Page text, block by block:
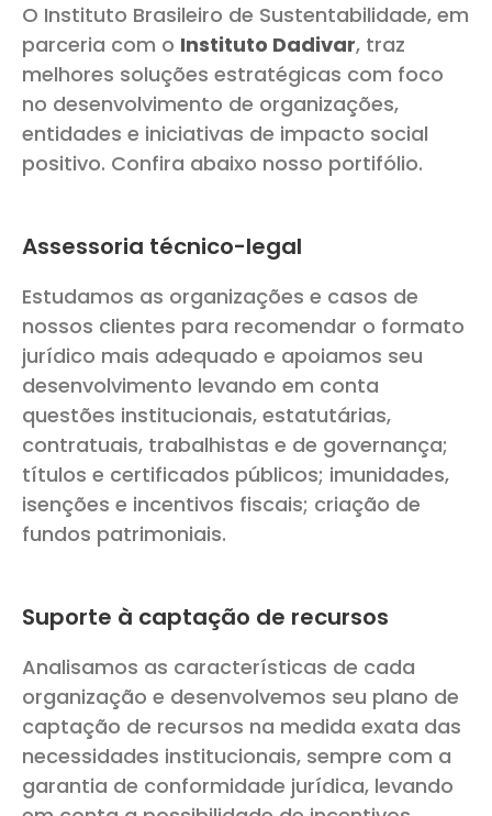
O Instituto Brasileiro de Sustentabilidade, em
parceria com o Instituto Dadivar, traz
melhores soluções estratégicas com foco
no desenvolvimento de organizações,
entidades e iniciativas de impacto social
positivo. Confira abaixo nosso portifólio.
Assessoria técnico-legal
Estudamos as organizações e casos de
nossos clientes para recomendar o formato
jurídico mais adequado e apoiamos seu
desenvolvimento levando em conta
questões institucionais, estatutárias,
contratuais, trabalhistas e de governança;
títulos e certificados públicos; imunidades,
isenções e incentivos fiscais; criação de
fundos patrimoniais.
Suporte à captação de recursos
Analisamos as características de cada
organização e desenvolvemos seu plano de
captação de recursos na medida exata das
necessidades institucionais, sempre com a
garantia de conformidade jurídica, levando